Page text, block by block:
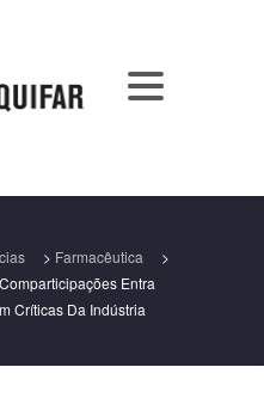
> Farmacêutica
>
Entra
Críticas Da Indústria